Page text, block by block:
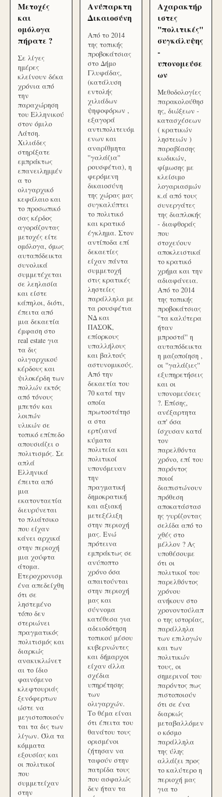
Μετοχές
και
ομόλογα
πήρατε ?
Σε λίγες
ημέρες
κλείνουν δέκα
χρόνια από
την
παραχώρηση
του Ελληνικού
στον όμιλο
Λάτση.
Χιλιάδες
στηρίξατε
εμπράκτως
επανειλημμέν
α το
ολιγαρχικό
κεφάλαιο και
το προσωπικό
σας κέρδος
αγοράζοντας
μετοχές είτε
ομόλογα, όμως
αυταπόδεικτα
συνολικά
συμμετέχεται
σε λεηλασία
και είστε
κάπηλοι, διότι,
έπειτα από
μια δεκαετία
έμφαση στο
real estate για
τα δις
ολιγαρχικού
κέρδους και
ψιλοκέρδη των
πολλών εκτός
από τόνους
μπετόν και
λοιπών
υλικών σε
τοπικό επίπεδο
απουσιάζει ο
πολιτισμός. Σε
απλά
Ελληνικά
έπειτα από
μια
εκατονταετία
διευρύνεται
το πλιάτσικο
που είχαν
κάνει αρχικά
στην περιοχή
μια χούφτα
άτομα.
Ετεροχρονισμ
ένα απεδείχθη
ότι σε
ληστεμένο
τόπο δεν
στεριώνει
πραγματικός
πολιτισμός και
διαρκώς
ανακυκλώνετ
αι το ίδιο
φαινόμενο
κλεφτουριάς
ξενόφερτων
ώστε να
μεγιστοποιούν
ται τα δις των
λίγων. Όλα τα
κόμματα
εξουσίας και
οι πολιτικοί
που
συμμετείχαν
στην
Ανύπαρκτη
Δικαιοσύνη
Από το 2014
της τοπικής
προβοκάτσιας
στο Δήμο
Γλυφάδας,
(κατάλυση
εντολής
χιλιάδων
ψηφοφόρων ,
εξαγορά
αντιπολιτευόμ
ενων και
αναρίθμητα
''γαλάζια''
ρουσφέτια), η
φερόμενη
δικαιοσύνη
της χώρας μας
συγκαλύπτει
το πολιτικό
και κρατικό
έγκλημα. Στον
αντίποδα επί
δεκαετίες
είχαν πάντα
συμμετοχή
στις κρατικές
ληστείες
παράλληλα με
τα ρουσφέτια
ΝΔ και
ΠΑΣΟΚ,
επίορκους
υπαλλήλους
και βαλτούς
αστυνομικούς.
Από την
δεκαετία του
70 κατά την
οποία
πρωτοστάτησ
α στα
ερτζιανά
κύματα
πολιτεία και
πολιτικοί
υπονόμευαν
την
πραγματική
δημοκρατική
και αξιακή
μετεξέλιξη
στην περιοχή
μας. Ενώ
πρότεινα
εμπράκτως σε
ανύποπτο
χρόνο όσα
απαιτούνται
στην περιοχή
μας και
σύννομα
κατέθεσα για
αδειοδότηση
τοπικού μέσου
κυβερνώντες
και δήμαρχοι
είχαν άλλα
σχέδια
υπηρέτησης
των
ολιγαρχών.
Το θέμα είναι
ότι έπειτα του
θανάτου τους
ορισμένοι
ζήτησαν να
ταφούν στην
πατρίδα τους
που ασφαλώς
δεν ήταν τα
Αχαρακτήρ
ιστες
''πολιτικές''
συγκάλυψης
-
υπονομεύσε
ων
Μεθοδολογίες
παρακολούθησ
ης, διώξεων -
κατασχέσεων
( κρατικών
ληστειών )
παραβίασης
κωδικών,
φίμωσης με
κλείσιμο
λογαριασμών
κ.ά από τους
συνεργάτες
της διαπλοκής
- διαφθοράς
που
στοχεύουν
αποκλειστικά
το κρατικό
χρήμα και την
αδιαφάνεια.
Από το 2014
της τοπικής
προβοκάτσιας
''τα καλύτερα
ήταν
μπροστά'' η
αυταπόδεικτα
η μαζοποίηση ,
οι ''γαλάζιες''
εξυπηρετήσεις
και οι
υπονομεύσεις
?. Επίσης,
ανέξαρτητα
απ' όσα
ίσχυσαν κατά
τον
παρελθόντα
χρόνο, επί του
παρόντος
ποιοί
διαπιστώνουν
πρόθεση
αποκατάστασ
ης γυρίζοντας
σελίδα από το
χθές στο
μέλλον ? Ας
υποθέσουμε
ότι οι
πολιτικοί του
παρελθόντος
χρόνου
ανήκουν στο
χρονοντούλαπ
ο της ιστορίας,
παράλληλα
των επιλογών
και των
πολιτικών
τους, οι
σημερινοί του
παρόντος πως
πιστοποιούν
ότι σε ένα
διαρκώς
μεταβαλλόμεν
ο κόσμο
παράλληλα
της ύλης
αλλάζει προς
το καλύτερο η
περιοχή μας
για το